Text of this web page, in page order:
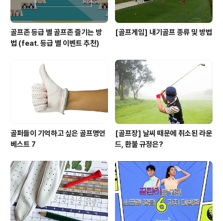
골프존 등급 별 골프존 즐기는 방
법 (feat. 등급 별 이벤트 추천)
[골프게임] 내기골프 종류 및 방법
골퍼들이 기억하고 싶은 골프명언
베스트 7
[골프장] 날씨 때문에 취소된 라운
드, 환불 규정은?